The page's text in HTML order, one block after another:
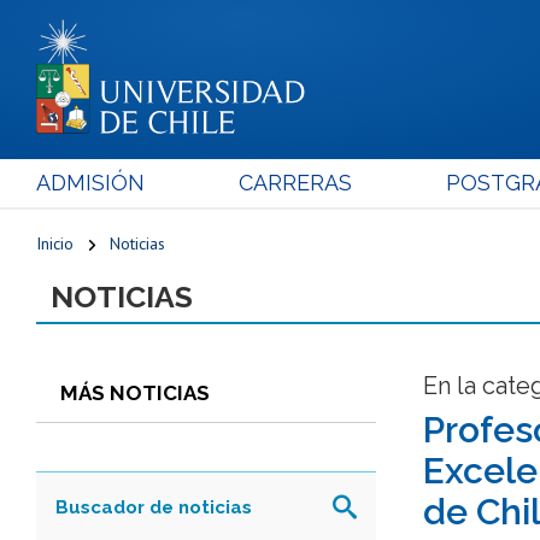
ADMISIÓN CARRERAS
Inicio Noticias
NOTICIAS
MÁS NOTICIAS En la
de